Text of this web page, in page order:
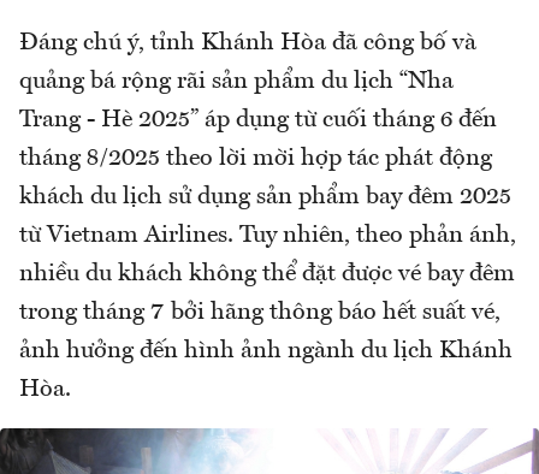
Đáng chú ý, tỉnh Khánh Hòa đã công bố và
quảng bá rộng rãi sản phẩm du lịch “Nha
Trang - Hè 2025” áp dụng từ cuối tháng 6 đến
tháng 8/2025 theo lời mời hợp tác phát động
khách du lịch sử dụng sản phẩm bay đêm 2025
từ Vietnam Airlines. Tuy nhiên, theo phản ánh,
nhiều du khách không thể đặt được vé bay đêm
trong tháng 7 bởi hãng thông báo hết suất vé,
ảnh hưởng đến hình ảnh ngành du lịch Khánh
Hòa.